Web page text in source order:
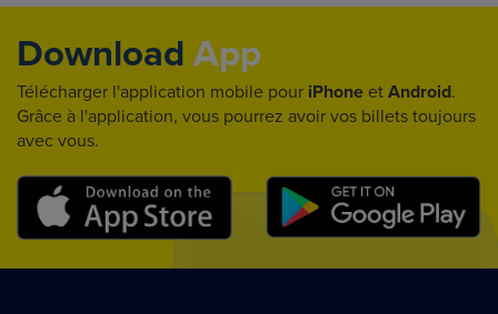
Download App
Télécharger l'application mobile pour iPhone et Android.
Grâce à l'application, vous pourrez avoir vos billets toujours
avec vous.